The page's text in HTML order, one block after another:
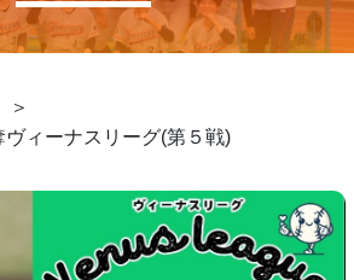
＞
ィーナスリーグ(第５戦)